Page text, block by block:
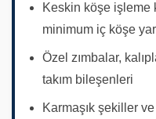
Keskin köşe işleme
minimum iç köşe
Özel zımbalar,
takım bileşenleri
Karmaşık şekiller